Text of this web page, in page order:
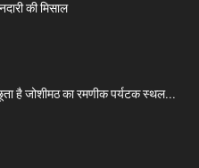
की मिसाल
है जोशीमठ का रमणीक पर्यटक स्थल...